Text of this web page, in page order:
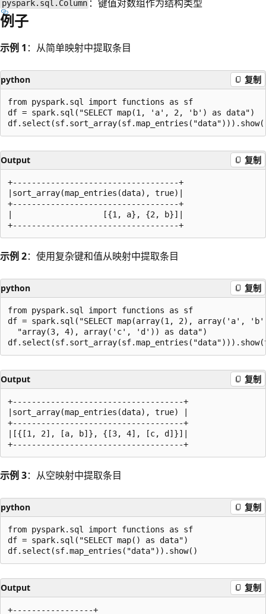
pyspark.sql.Column ：键值对数组作为结构类型
例子
示例 1 ：从简单映射中提取条目
python 复制
from pyspark.sql import functions as sf
df = spark.sql("SELECT map(1, 'a', 2, 'b') as data")
Output 复制
+-----------------------------------+
|sort_array(map_entries(data), true)|
+-----------------------------------+
|                   [{1, a}, {2, b}]|
示例 2：使用复杂键和值从映射中提取条目
python 复制
from pyspark.sql import functions as sf
df = spark.sql("SELECT map(array(1, 2), array('a',
  "array(3, 4), array('c', 'd')) as data")
Output 复制
+------------------------------------+
|sort_array(map_entries(data), true) |
+------------------------------------+
|[{[1, 2], [a, b]}, {[3, 4], [c, d]}]|
示例 3：从空映射中提取条目
python 复制
from pyspark.sql import functions as sf
df = spark.sql("SELECT map() as data")
Output 复制
+-----------------+